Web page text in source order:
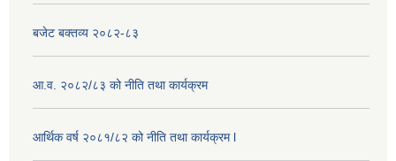
बजेट बक्तव्य २०८२-८३
आ.व. २०८२/८३ को नीति तथा कार्यक्रम
आर्थिक वर्ष २०८१/८२ को नीति तथा कार्यक्रम l